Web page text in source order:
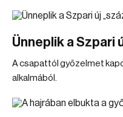
Ünneplik a Szpari
A csapattól győzelmet
alkalmából.